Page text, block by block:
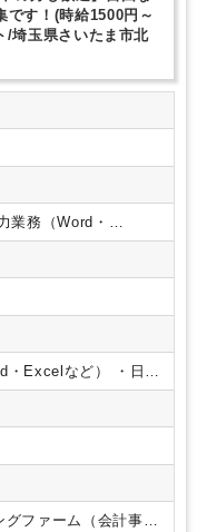
です！(時給1500円～
/埼玉県さいたま市北
業務（Word・
【ポイント】・パート
据えて長く働きたい
・Excelなど）
・日商
所又は経理事務の実
ファーム（会計事務